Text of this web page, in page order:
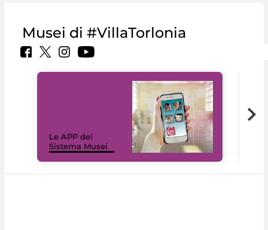
Musei di #VillaTorlonia
Le APP del
Sistema Musei